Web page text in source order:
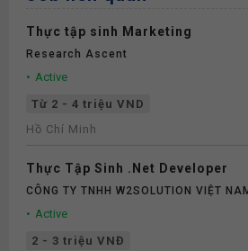
Thực tập sinh Marketing
Research Ascent
Active
Từ 2 - 4 triệu VND
Hồ Chí Minh
Thực Tập Sinh .Net Developer
CÔNG TY TNHH W2SOLUTION VIỆT
Active
2 - 3 triệu VNĐ